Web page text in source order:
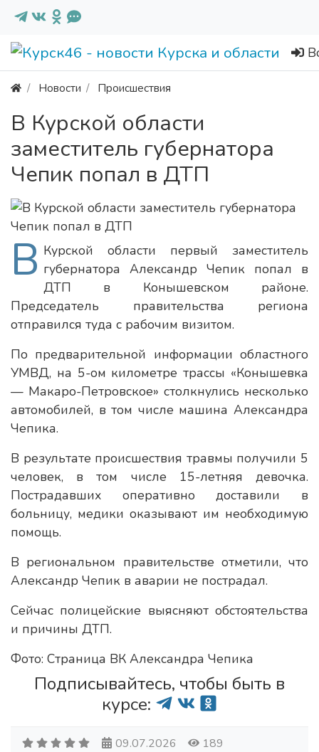
Новости Происшествия
В Курской области
заместитель губернатора
Чепик попал в ДТП
В Курской области первый заместитель
губернатора Александр Чепик попал в
ДТП в Конышевском районе.
Председатель правительства региона
отправился туда с рабочим визитом.
По предварительной информации областного
УМВД, на 5-ом километре трассы «Конышевка
— Макаро-Петровское» столкнулись несколько
автомобилей, в том числе машина Александра
Чепика.
В результате происшествия травмы получили 5
человек, в том числе 15-летняя девочка.
Пострадавших оперативно доставили в
больницу, медики оказывают им необходимую
помощь.
В региональном правительстве отметили, что
Александр Чепик в аварии не пострадал.
Сейчас полицейские выясняют обстоятельства
и причины ДТП.
Фото: Страница ВК Александра Чепика
Подписывайтесь, чтобы быть в
курсе:
09.07.2026 189